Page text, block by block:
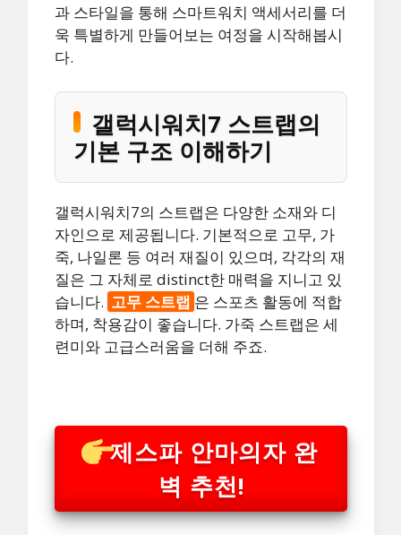
과 스타일을 통해 스마트워치 액세서리를 더
욱 특별하게 만들어보는 여정을 시작해봅시
다.
갤럭시워치7 스트랩의
기본 구조 이해하기
갤럭시워치7의 스트랩은 다양한 소재와 디
자인으로 제공됩니다. 기본적으로 고무, 가
죽, 나일론 등 여러 재질이 있으며, 각각의 재
질은 그 자체로 distinct한 매력을 지니고 있
습니다. 고무 스트랩 은 스포츠 활동에 적합
하며, 착용감이 좋습니다. 가죽 스트랩은 세
련미와 고급스러움을 더해 주죠.
제스파 안마의자 완
벽 추천!